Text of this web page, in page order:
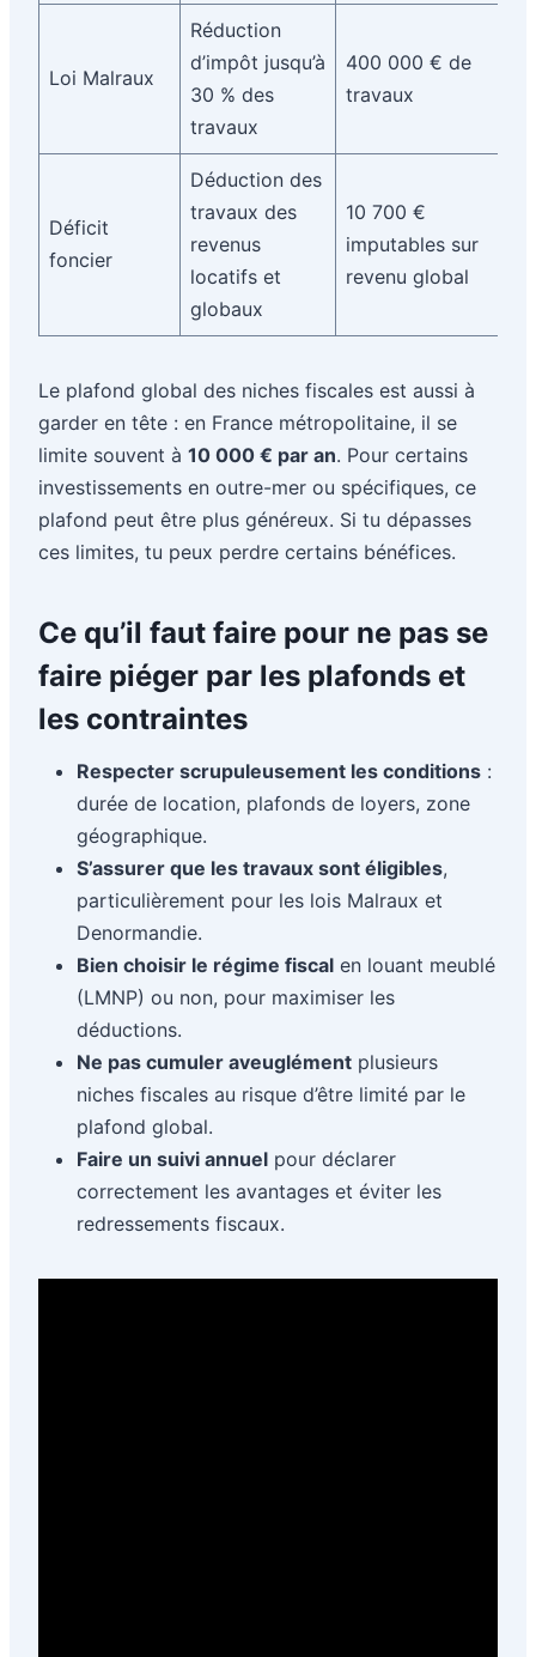
Loi Malraux
Réduction
d’impôt jusqu’à
30 % des
travaux
400 000 € de
travaux
Déficit
foncier
Déduction des
travaux des
revenus
locatifs et
globaux
10 700 €
imputables sur
revenu global
Le plafond global des niches fiscales est aussi à
garder en tête : en France métropolitaine, il se
limite souvent à 10 000 € par an. Pour certains
investissements en outre-mer ou spécifiques, ce
plafond peut être plus généreux. Si tu dépasses
ces limites, tu peux perdre certains bénéfices.
Ce qu’il faut faire pour ne pas se
faire piéger par les plafonds et
les contraintes
Respecter scrupuleusement les conditions :
durée de location, plafonds de loyers, zone
géographique.
S’assurer que les travaux sont éligibles,
particulièrement pour les lois Malraux et
Denormandie.
Bien choisir le régime fiscal en louant meublé
(LMNP) ou non, pour maximiser les
déductions.
Ne pas cumuler aveuglément plusieurs
niches fiscales au risque d’être limité par le
plafond global.
Faire un suivi annuel pour déclarer
correctement les avantages et éviter les
redressements fiscaux.